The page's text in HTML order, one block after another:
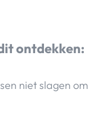
ontdekken:
niet slagen om